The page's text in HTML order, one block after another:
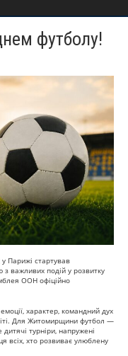
футболу!
Парижі стартував
з важливих подій у розвитку
ООН офіційно
характер, командний дух
Для Житомирщини футбол —
турніри, напружені
всіх, хто розвиває улюблену